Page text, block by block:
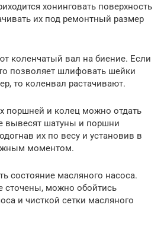
хонинговать поверхность
их под ремонтный размер
коленчатый вал на биение. Если
позволяет шлифовать шейки
то коленвал растачивают.
поршней и колец можно отдать
вывесят шатуны и поршни
их по весу и установив в
моментом.
состояние масляного насоса.
сточены, можно обойтись
и чисткой сетки масляного